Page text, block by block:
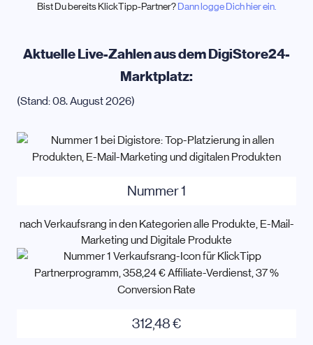
Bist Du bereits KlickTipp-Partner?Dann logge Dich hier ein.
Aktuelle Live-Zahlen aus dem DigiStore24-
Marktplatz:
(Stand: 08. August 2026)
Nummer 1
nach Verkaufsrang in den Kategorien alle Produkte, E-Mail-
Marketing und Digitale Produkte
312,48 €